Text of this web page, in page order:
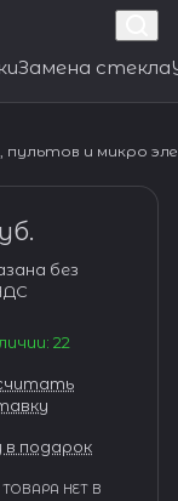
Замена стекла
пультов и микро
без
22
в подарок
ТОВАРА НЕТ В